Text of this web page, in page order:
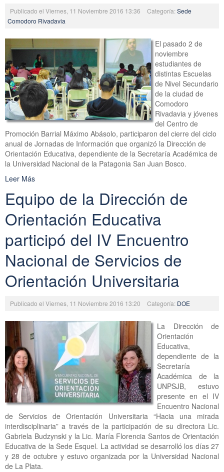
Publicado el Viernes, 11 Noviembre 2016 13:36 Categoría:Sede
Comodoro Rivadavia
El pasado 2 de
noviembre
estudiantes de
distintas Escuelas
de Nivel Secundario
de la ciudad de
Comodoro
Rivadavia y jóvenes
del Centro de
Promoción Barrial Máximo Abásolo, participaron del cierre del ciclo
anual de Jornadas de Información que organizó la Dirección de
Orientación Educativa, dependiente de la Secretaría Académica de
la Universidad Nacional de la Patagonia San Juan Bosco.
Leer Más
Equipo de la Dirección de
Orientación Educativa
participó del IV Encuentro
Nacional de Servicios de
Orientación Universitaria
Publicado el Viernes, 11 Noviembre 2016 13:20 Categoría: DOE
La Dirección de
Orientación
Educativa,
dependiente de la
Secretaría
Académica de la
UNPSJB, estuvo
presente en el IV
Encuentro Nacional
de Servicios de Orientación Universitaria “Hacia una mirada
interdisciplinaria” a través de la participación de su directora Lic.
Gabriela Budzynski y la Lic. María Florencia Santos de Orientación
Educativa de la Sede Esquel. La actividad se desarrolló los días 27
y 28 de octubre y estuvo organizada por la Universidad Nacional
de La Plata.